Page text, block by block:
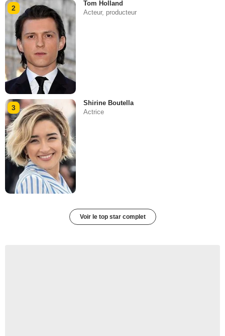
2
Tom Holland
Acteur, producteur
3
Shirine Boutella
Actrice
Voir le top star complet